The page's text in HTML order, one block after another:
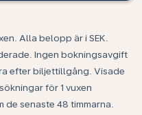
Alla belopp är i SEK.
Ingen bokningsavgift
efter biljettillgång. Visade
för 1 vuxen
senaste 48 timmarna.